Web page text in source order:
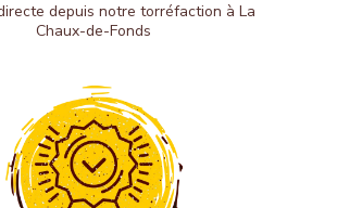
depuis notre torréfaction à La
Chaux-de-Fonds